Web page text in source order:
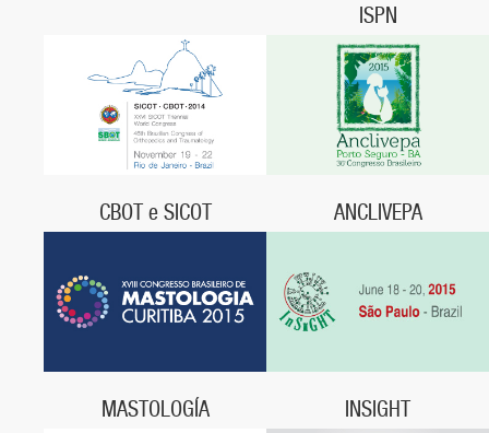
ISPN
9 a 3 de noviembre, 2014,
Rio de Janeiro, RJ
CBOT e SICOT
Centro de Convenções Sulamérica,
Rio de Janeiro, RJ
ANCLIVEPA
Centro Cultural e de Eventos do
Descobrimento
Porto Seguro, BA
MASTOLOGÍA INSIGHT